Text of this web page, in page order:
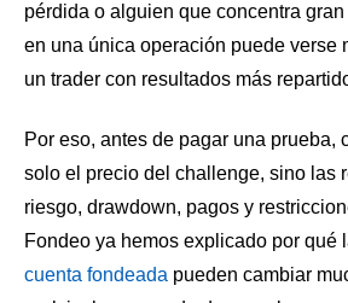
pérdida o alguien que concentra
en una única operación puede verse
un trader con resultados más
Por eso, antes de pagar una prueba,
solo el precio del challenge, sino las
riesgo, drawdown, pagos y
Fondeo ya hemos explicado por qué
cuenta fondeada pueden cambiar